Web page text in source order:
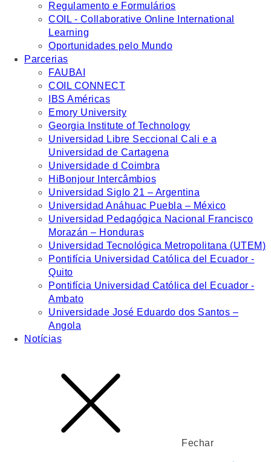
Regulamento e Formulários
COIL - Collaborative Online International
Learning
Oportunidades pelo Mundo
Parcerias
FAUBAI
COIL CONNECT
IBS Américas
Emory University
Georgia Institute of Technology
Universidad Libre Seccional Cali e a
Universidad de Cartagena
Universidade d Coimbra
HiBonjour Intercâmbios
Universidad Siglo 21 – Argentina
Universidad Anáhuac Puebla – México
Universidad Pedagógica Nacional Francisco
Morazán – Honduras
Universidad Tecnológica Metropolitana (UTEM)
Pontifícia Universidad Católica del Ecuador -
Quito
Pontifícia Universidad Católica del Ecuador -
Ambato
Universidade José Eduardo dos Santos –
Angola
Notícias
Fechar